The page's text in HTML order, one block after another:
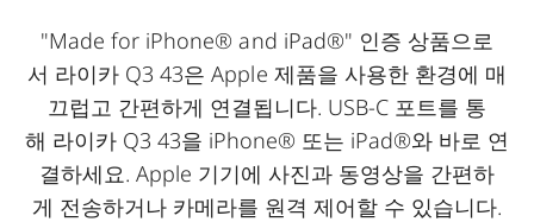
"Made for iPhone® and iPad®" 인증 상품으로
서 라이카 Q3 43은 Apple 제품을 사용한 환경에 매
끄럽고 간편하게 연결됩니다. USB-C 포트를 통
해 라이카 Q3 43을 iPhone® 또는 iPad®와 바로 연
결하세요. Apple 기기에 사진과 동영상을 간편하
게 전송하거나 카메라를 원격 제어할 수 있습니다.